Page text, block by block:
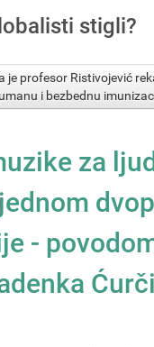
stigli?
je profesor Ristivojević
i bezbednu
za
-